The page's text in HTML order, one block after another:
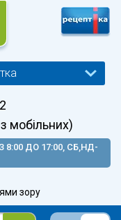
мобільних)
8:00 ДО 17:00, СБ,НД-
зору